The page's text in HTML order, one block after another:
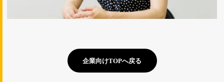
企業向けTOPへ戻る